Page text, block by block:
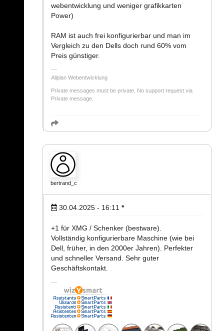
webentwicklung und weniger grafikkarten
Power)
RAM ist auch frei konfigurierbar und man im
Vergleich zu den Dells doch rund 60% vom
Preis günstiger.
Allplan Webentwicklung
Private messages must be private. No support request via
Private message.
bertrand_c
30.04.2025 - 16:11 *
+1 für XMG / Schenker (bestware).
Vollständig konfigurierbare Maschine (wie bei
Dell, früher, in den 2000er Jahren). Perfekter
und schneller Versand. Sehr guter
Geschäftskontakt.